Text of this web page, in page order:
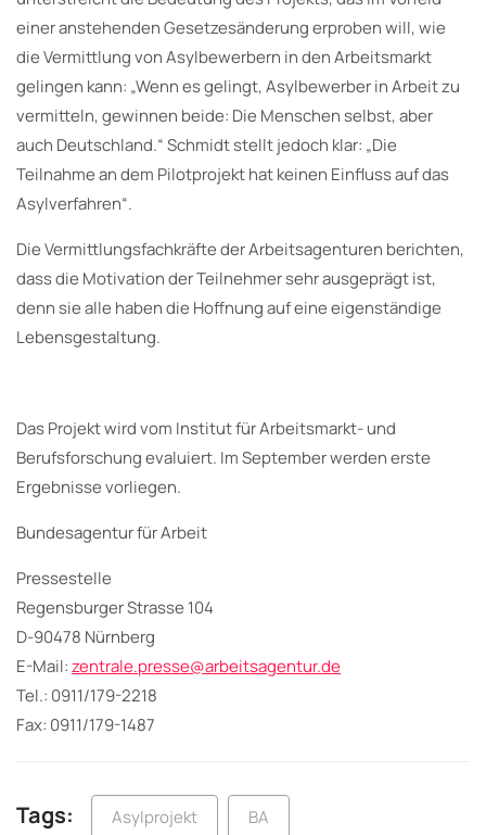
einer anstehenden Gesetzesänderung erproben will, wie
die Vermittlung von Asylbewerbern in den Arbeitsmarkt
gelingen kann: „Wenn es gelingt, Asylbewerber in Arbeit zu
vermitteln, gewinnen beide: Die Menschen selbst, aber
auch Deutschland.“ Schmidt stellt jedoch klar: „Die
Teilnahme an dem Pilotprojekt hat keinen Einfluss auf das
Asylverfahren“.
Die Vermittlungsfachkräfte der Arbeitsagenturen berichten,
dass die Motivation der Teilnehmer sehr ausgeprägt ist,
denn sie alle haben die Hoffnung auf eine eigenständige
Lebensgestaltung.
Das Projekt wird vom Institut für Arbeitsmarkt- und
Berufsforschung evaluiert. Im September werden erste
Ergebnisse vorliegen.
Bundesagentur für Arbeit
Pressestelle
Regensburger Strasse 104
D-90478 Nürnberg
E-Mail:zentrale.presse@arbeitsagentur.de
Tel.: 0911/179-2218
Fax: 0911/179-1487
Tags: Asylprojekt BA